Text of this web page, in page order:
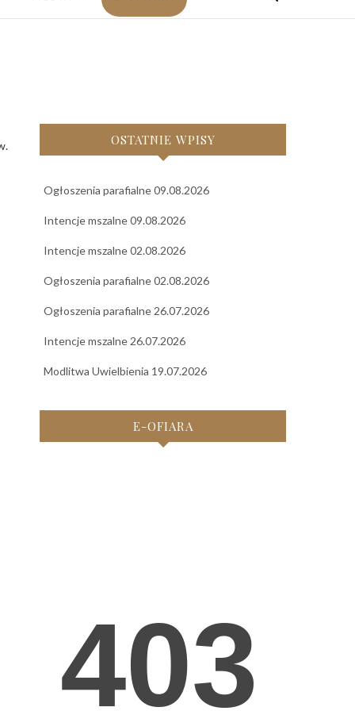
OSTATNIE WPISY
Ogłoszenia parafialne 09.08.2026
Intencje mszalne 09.08.2026
Intencje mszalne 02.08.2026
Ogłoszenia parafialne 02.08.2026
Ogłoszenia parafialne 26.07.2026
Intencje mszalne 26.07.2026
Modlitwa Uwielbienia 19.07.2026
E-OFIARA